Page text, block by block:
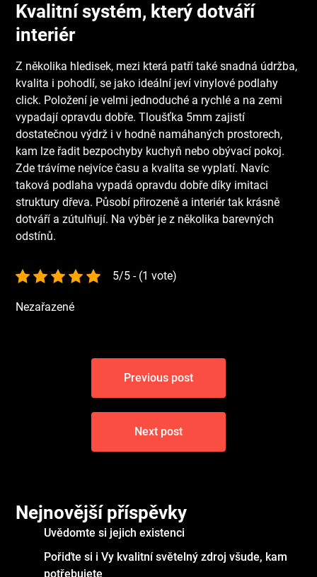
Kvalitní systém, který dotváří
interiér
Z několika hledisek, mezi která patří také snadná údržba,
kvalita i pohodlí, se jako ideální jevívinylové podlahy
click. Položení je velmi jednoduché a rychlé a na zemi
vypadají opravdu dobře. Tloušťka 5mm zajistí
dostatečnou výdrž i v hodně namáhaných prostorech,
kam lze řadit bezpochyby kuchyň nebo obývací pokoj.
Zde trávíme nejvíce času a kvalita se vyplatí. Navíc
taková podlaha vypadá opravdu dobře díky imitaci
struktury dřeva. Působí přirozeně a interiér tak krásně
dotváří a zútulňují. Na výběr je z několika barevných
odstínů.
5/5 - (1 vote)
Nezařazené
Navigace
příspěvek
Previous post
Next post
Nejnovější příspěvky
Uvědomte si jejich existenci
Pořiďte si i Vy kvalitní světelný zdroj všude, kam
potřebujete